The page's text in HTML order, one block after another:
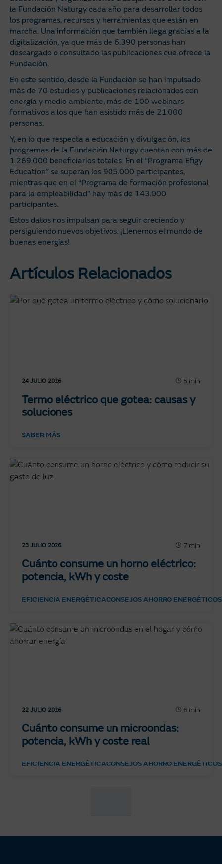
la Fundación Naturgy cada año para desarrollar todos
los programas, recursos y herramientas que están en
marcha. Una información que también llega gracias a la
digitalización, ya que más de 6.390 personas han
descargado o consultado las publicaciones que ofrece la
Fundación.
En este sentido, desde la Fundación se han impulsado
más de 70 estudios y publicaciones relacionados con
energía y medio ambiente, más de 100 webinars
formativos a los que han asistido más de 21.000
personas.
Y, en lo que respecta a educación y divulgación, los
programas de la Fundación Naturgy cuentan con más de
1.269.000 beneficiarios totales. En el “Programa Efigy
Education” se superan los 905.000 participantes,
mientras que en el “Programa de formación profesional
para la empleabilidad” hay más de 143.000
participantes.
Estos datos nos impulsan para seguir creciendo y
persiguiendo nuevos objetivos. ¡Llenemos el mundo de
buenas energías!
Artículos Relacionados
24 JULIO 2026 5 min
Termo eléctrico que gotea: causas y
soluciones
SABER MÁS
23 JULIO 2026 7 min
Cuánto consume un horno eléctrico:
potencia, kWh y coste
EFICIENCIA ENERGÉTICACONSEJOS AHORRO ENERGÉTICO
22 JULIO 2026 6 min
Cuánto consume un microondas:
potencia, kWh y coste real
EFICIENCIA ENERGÉTICACONSEJOS AHORRO ENERGÉTICO